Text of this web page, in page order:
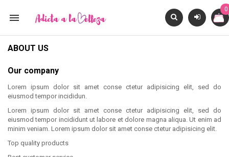

0
ABOUT US
Our company
Lorem ipsum dolor sit amet conse ctetur adipisicing elit, sed do
eiusmod tempor incididun.
Lorem ipsum dolor sit amet conse ctetur adipisicing elit, sed do
eiusmod tempor incididunt ut labore et dolore magna aliqua. Ut enim ad
minim veniam. Lorem ipsum dolor sit amet conse ctetur adipisicing elit.
Top quality products